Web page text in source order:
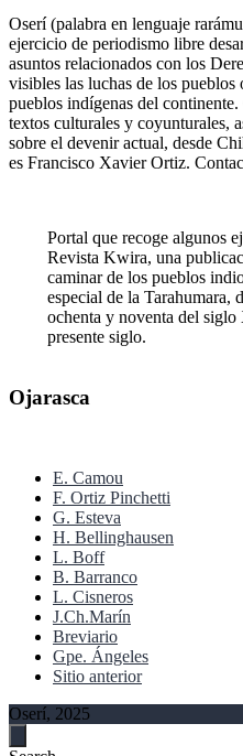
Oserí (palabra en lenguaje
ejercicio de periodismo libre
asuntos relacionados con los
visibles las luchas de los
pueblos indígenas del
textos culturales y coyunturales,
sobre el devenir actual, desde
es Francisco Xavier Ortiz.
Portal que recoge algunos
Revista Kwira, una
caminar de los pueblos
especial de la Tarahumara,
ochenta y noventa del
presente siglo.
Ojarasca
E. Camou
F. Ortiz Pinchetti
G. Esteva
H. Bellinghausen
L. Boff
B. Barranco
L. Cisneros
J.Ch.Marín
Breviario
Gpe. Ángeles
Sitio anterior
Oserí, 2025